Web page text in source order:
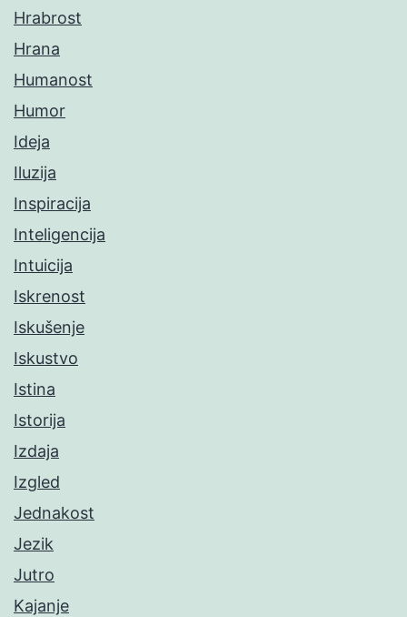
Hrabrost
Hrana
Humanost
Humor
Ideja
Iluzija
Inspiracija
Inteligencija
Intuicija
Iskrenost
Iskušenje
Iskustvo
Istina
Istorija
Izdaja
Izgled
Jednakost
Jezik
Jutro
Kajanje